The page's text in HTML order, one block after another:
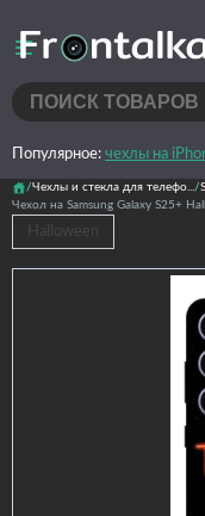
Популярное: чехлы на
Чехлы и стекла для телефо...
Чехол на Samsung Galaxy S25+
Halloween